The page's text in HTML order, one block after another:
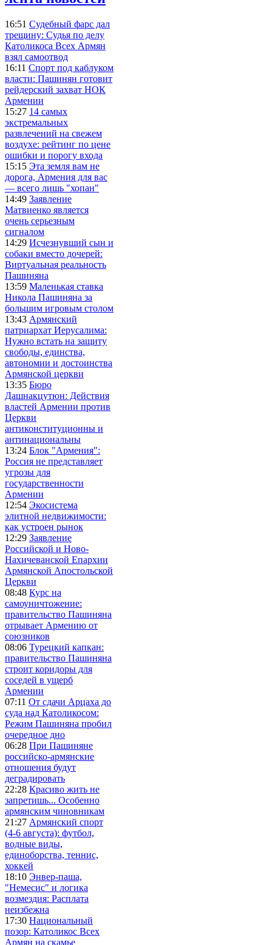
16:51 Судебный фарс дал
трещину: Судья по делу
Католикоса Всех Армян
взял самоотвод
16:11 Спорт под каблуком
власти: Пашинян готовит
рейдерский захват НОК
Армении
15:27 14 самых
экстремальных
развлечений на свежем
воздухе: рейтинг по цене
ошибки и порогу входа
15:15 Эта земля вам не
дорога, Армения для вас
— всего лишь "хопан"
14:49 Заявление
Матвиенко является
очень серьезным
сигналом
14:29 Исчезнувший сын и
собаки вместо дочерей:
Виртуальная реальность
Пашиняна
13:59 Маленькая ставка
Никола Пашиняна за
большим игровым столом
13:43 Армянский
патриархат Иерусалима:
Нужно встать на защиту
свободы, единства,
автономии и достоинства
Армянской церкви
13:35 Бюро
Дашнакцутюн: Действия
властей Армении против
Церкви
антиконституционны и
антинациональны
13:24 Блок "Армения":
Россия не представляет
угрозы для
государственности
Армении
12:54 Экосистема
элитной недвижимости:
как устроен рынок
12:29 Заявление
Российской и Ново-
Нахичеванской Епархии
Армянской Апостольской
Церкви
08:48 Курс на
самоуничтожение:
правительство Пашиняна
отрывает Армению от
союзников
08:06 Турецкий капкан:
правительство Пашиняна
строит коридоры для
соседей в ущерб
Армении
07:11 От сдачи Арцаха до
суда над Католикосом:
Режим Пашиняна пробил
очередное дно
06:28 При Пашиняне
российско-армянские
отношения будут
деградировать
22:28 Красиво жить не
запретишь... Особенно
армянским чиновникам
21:27 Армянский спорт
(4-6 августа): футбол,
водные виды,
единоборства, теннис,
хоккей
18:10 Энвер-паша,
"Немесис" и логика
возмездия: Расплата
неизбежна
17:30 Национальный
позор: Католикос Всех
Армян на скамье